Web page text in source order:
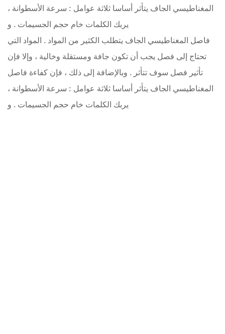
المغناطيسي الجاف يتأثر أساسا ثلاثة عوامل : سرعة الأسطوانة ،
يربك الكلمات خام حجم الجسيمات . و
فاصل المغناطيسي الجاف يتطلب الكثير من المواد . المواد التي
تحتاج إلى فصل يجب أن تكون جافة ومستقلة وخالية ، وإلا فإن
تأثير فصل سوف تتأثر . وبالإضافة إلى ذلك ، فإن كفاءة فاصل
المغناطيسي الجاف يتأثر أساسا ثلاثة عوامل : سرعة الأسطوانة ،
يربك الكلمات خام حجم الجسيمات . و